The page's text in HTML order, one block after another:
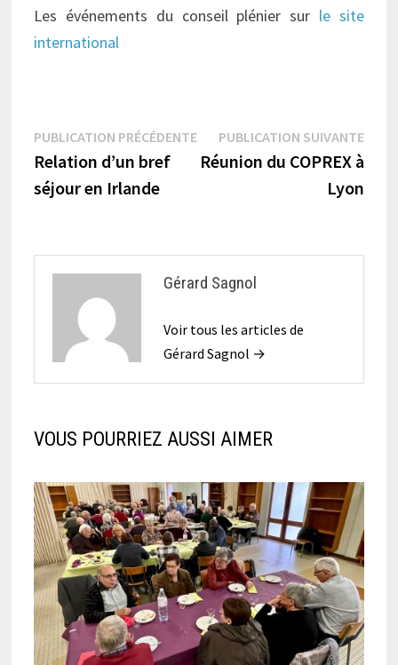
Les événements du conseil plénier sur le site
international
Navigation
de
l’article
PUBLICATION PRÉCÉDENTEPublication
précédente :
Relation d’un bref
séjour en Irlande
PUBLICATION SUIVANTE
Réunion du COPREX à
Lyon
Gérard Sagnol
Voir tous les articles de
Gérard Sagnol →
VOUS POURRIEZ AUSSI AIMER